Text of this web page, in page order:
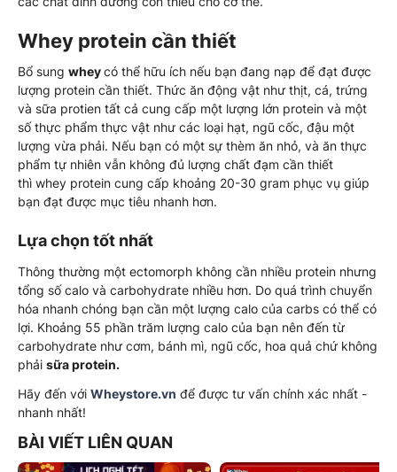
Whey protein cần thiết
Bổ sung wheycó thể hữu ích nếu bạn đang nạp để đạt được
lượng protein cần thiết. Thức ăn động vật như thịt, cá, trứng
và sữa protien tất cả cung cấp một lượng lớn protein và một
số thực phẩm thực vật như các loại hạt, ngũ cốc, đậu một
lượng vừa phải. Nếu bạn có một sự thèm ăn nhỏ, và ăn thực
phẩm tự nhiên vẫn không đủ lượng chất đạm cần thiết
thì whey protein cung cấp khoảng 20-30 gram phục vụ giúp
bạn đạt được mục tiêu nhanh hơn.
Lựa chọn tốt nhất
Thông thường một ectomorph không cần nhiều protein nhưng
tổng số calo và carbohydrate nhiều hơn. Do quá trình chuyển
hóa nhanh chóng bạn cần một lượng calo của carbs có thể có
lợi. Khoảng 55 phần trăm lượng calo của bạn nên đến từ
carbohydrate như cơm, bánh mì, ngũ cốc, hoa quả chứ không
phải sữa protein.
Hãy đến với Wheystore.vn để được tư vấn chính xác nhất -
nhanh nhất!
BÀI VIẾT LIÊN QUAN